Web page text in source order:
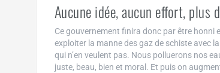
Aucune idée, aucun effort, plus
Ce gouvernement finira donc par être honni
exploiter la manne des gaz de schiste avec
qui n’en veulent pas. Nous polluerons nos
juste, beau, bien et moral. Et puis on